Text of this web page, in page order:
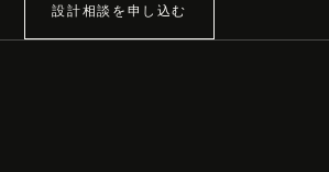
設計相談を申し込む